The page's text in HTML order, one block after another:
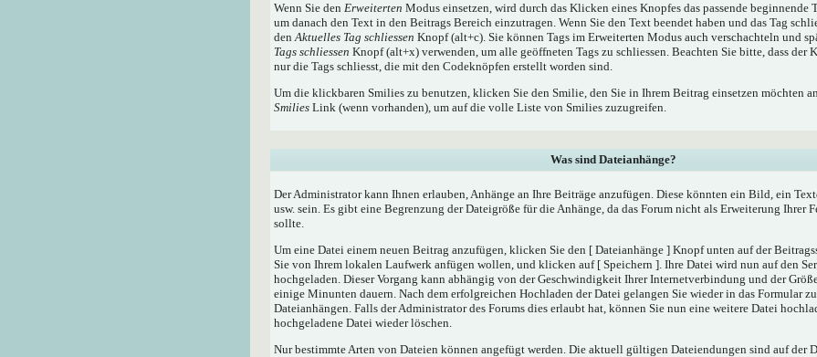
Wenn Sie den Erweiterten Modus einsetzen, wird durch das Klicken eines Knopfes das passende beginnende
um danach den Text in den Beitrags Bereich einzutragen. Wenn Sie den Text beendet haben und das Tag
denAktuelles Tag schliessen Knopf (alt+c). Sie können Tags im Erweiterten Modus auch verschachteln und
Tags schliessen Knopf (alt+x) verwenden, um alle geöffneten Tags zu schliessen. Beachten Sie bitte, dass der
nur die Tags schliesst, die mit den Codeknöpfen erstellt worden sind.
Um die klickbaren Smilies zu benutzen, klicken Sie den Smilie, den Sie in Ihrem Beitrag einsetzen möchten
Smilies Link (wenn vorhanden), um auf die volle Liste von Smilies zuzugreifen.
Was sind Dateianhänge?
Der Administrator kann Ihnen erlauben, Anhänge an Ihre Beiträge anzufügen. Diese könnten ein Bild, ein
usw. sein. Es gibt eine Begrenzung der Dateigröße für die Anhänge, da das Forum nicht als Erweiterung Ihrer
sollte.
Um eine Datei einem neuen Beitrag anzufügen, klicken Sie den [ Dateianhänge ] Knopf unten auf der
Sie von Ihrem lokalen Laufwerk anfügen wollen, und klicken auf [ Speichern ]. Ihre Datei wird nun auf den
hochgeladen. Dieser Vorgang kann abhängig von der Geschwindigkeit Ihrer Internetverbindung und der
einige Minunten dauern. Nach dem erfolgreichen Hochladen der Datei gelangen Sie wieder in das Formular
Dateianhängen. Falls der Administrator des Forums dies erlaubt hat, können Sie nun eine weitere Datei
hochgeladene Datei wieder löschen.
Nur bestimmte Arten von Dateien können angefügt werden. Die aktuell gültigen Dateiendungen sind auf der